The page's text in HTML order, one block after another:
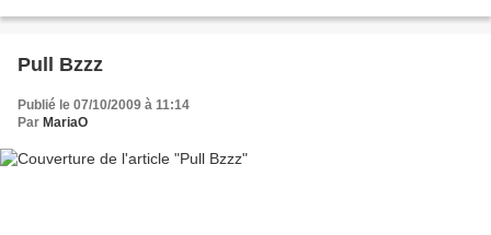
Pull Bzzz
Publié le 07/10/2009 à 11:14
Par MariaO